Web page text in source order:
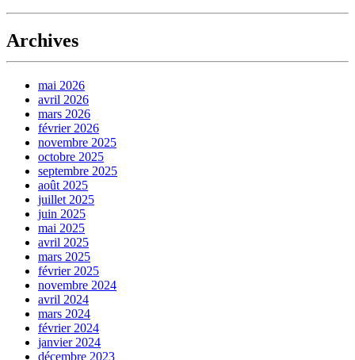
Archives
mai 2026
avril 2026
mars 2026
février 2026
novembre 2025
octobre 2025
septembre 2025
août 2025
juillet 2025
juin 2025
mai 2025
avril 2025
mars 2025
février 2025
novembre 2024
avril 2024
mars 2024
février 2024
janvier 2024
décembre 2023